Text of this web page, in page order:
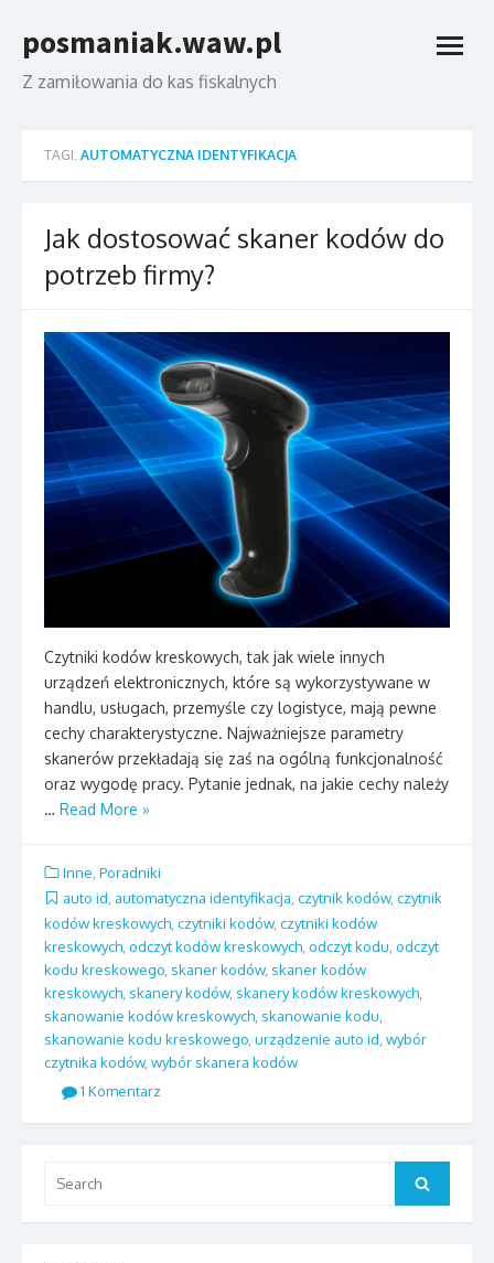
to
content
posmaniak.waw.pl
Z zamiłowania do kas fiskalnych
open
TAGI: AUTOMATYCZNA IDENTYFIKACJA
Jak dostosować skaner kodów do
potrzeb firmy?
Czytniki kodów kreskowych, tak jak wiele innych
urządzeń elektronicznych, które są wykorzystywane w
handlu, usługach, przemyśle czy logistyce, mają pewne
cechy charakterystyczne. Najważniejsze parametry
skanerów przekładają się zaś na ogólną funkcjonalność
oraz wygodę pracy. Pytanie jednak, na jakie cechy należy
… Read More »
Inne Poradniki
auto id automatyczna identyfikacja czytnik kodów, czytnik
kodów kreskowych, czytniki kodów, czytniki kodów
kreskowych, odczyt kodów kreskowych, odczyt kodu, odczyt
kodu kreskowego, skaner kodów, skaner kodów
kreskowych, skanery kodów, skanery kodów kreskowych,
skanowanie kodów kreskowych, skanowanie kodu,
skanowanie kodu kreskowego, urządzenie auto id, wybór
czytnika kodów, wybór skanera kodów
1 Komentarz
for:
Search